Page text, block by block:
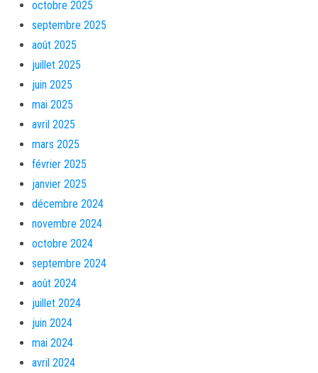
octobre 2025
septembre 2025
août 2025
juillet 2025
juin 2025
mai 2025
avril 2025
mars 2025
février 2025
janvier 2025
décembre 2024
novembre 2024
octobre 2024
septembre 2024
août 2024
juillet 2024
juin 2024
mai 2024
avril 2024